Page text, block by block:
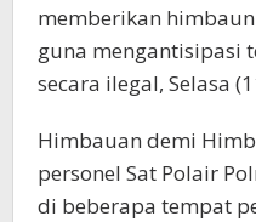
memberikan
guna mengantisipasi
secara ilegal, Selasa
Himbauan demi
personel Sat Polair
di beberapa tempat